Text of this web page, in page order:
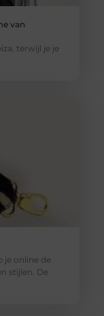
van
terwijl je je
je online de
stijlen. De